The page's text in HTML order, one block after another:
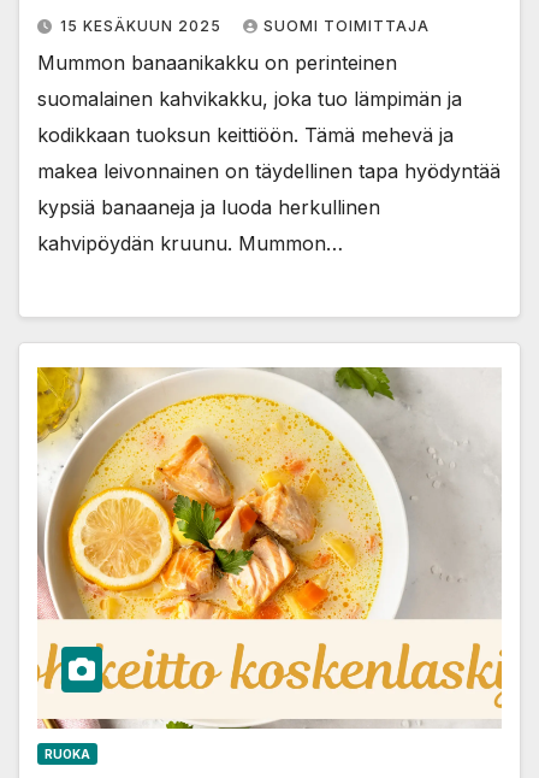
15 KESÄKUUN 2025 SUOMI TOIMITTAJA
Mummon banaanikakku on perinteinen
suomalainen kahvikakku, joka tuo lämpimän ja
kodikkaan tuoksun keittiöön. Tämä mehevä ja
makea leivonnainen on täydellinen tapa hyödyntää
kypsiä banaaneja ja luoda herkullinen
kahvipöydän kruunu. Mummon…
RUOKA